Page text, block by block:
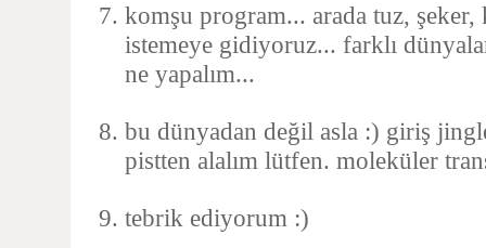
komşu program... arada tuz,
istemeye gidiyoruz... farklı
ne yapalım...
bu dünyadan değil asla :) giriş
pistten alalım lütfen. moleküler
tebrik ediyorum :)